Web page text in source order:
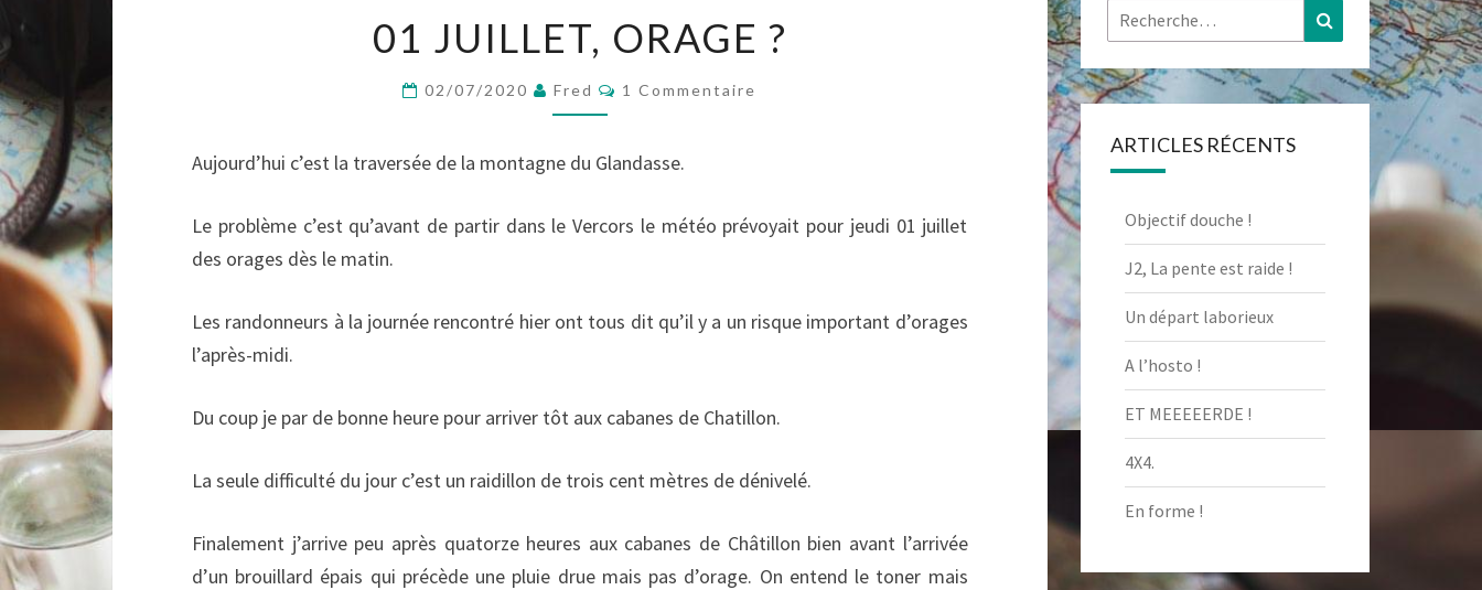
JUILLET,
01 JUILLET, ORAGE ?
02/07/2020 Fred Commentaires
1 Commentaire
Aujourd’hui c’est la traversée de la montagne du Glandasse.
Le problème c’est qu’avant de partir dans le Vercors le météo prévoyait pour jeudi 01 juillet
des orages dès le matin.
Les randonneurs à la journée rencontré hier ont tous dit qu’il y a un risque important d’orages
l’après-midi.
Du coup je par de bonne heure pour arriver tôt aux cabanes de Chatillon.
La seule difficulté du jour c’est un raidillon de trois cent mètres de dénivelé.
Finalement j’arrive peu après quatorze heures aux cabanes de Châtillon bien avant l’arrivée
d’un brouillard épais qui précède une pluie drue mais pas d’orage. On entend le toner mais
Rechercher : Recherche
ARTICLES RÉCENTS
Objectif douche !
J2, La pente est raide !
Un départ laborieux
A l’hosto !
ET MEEEEERDE !
4X4.
En forme !